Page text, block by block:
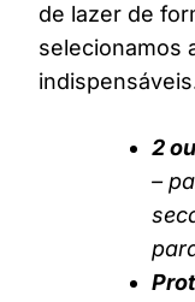
de lazer de
selecionamos
2
–